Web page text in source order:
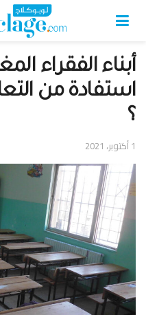
أبناء الفقراء
استفادة من
؟
1 أكتوبر، 2021